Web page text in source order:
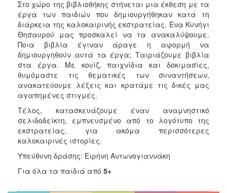
Στο χώρο της βιβλιοθήκης στήνεται μια έκθεση με τα
έργα των παιδιών που δημιουργήθηκαν κατά τη
διάρκεια της καλοκαιρινής εκστρατείας. Ένα Κυνήγι
Θησαυρού μας προσκαλεί να τα ανακαλύψουμε.
Ποια βιβλία έγιναν άραγε η αφορμή να
δημιουργηθούν αυτά τα έργα; Ταιριάζουμε βιβλία
στα έργα. Με κουίζ, παιχνίδια και δοκιμασίες,
θυμόμαστε τις θεματικές των συναντήσεων,
ανακατεύουμε λέξεις και κρατάμε τις δικές μας
αγαπημένες στιγμές.
Τέλος, κατασκευάζουμε έναν αναμνηστικό
σελιδοδείκτη, εμπνευσμένο από το λογότυπο της
εκστρατείας, για ακόμα περισσότερες
καλοκαιρινές ιστορίες.
Υπεύθυνη δράσης: Ειρήνη Αντωνογιαννάκη
Για όλα τα παιδιά από 5+